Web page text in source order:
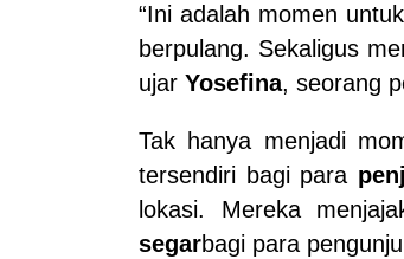
“Ini adalah momen
berpulang. Sekaligus
ujar Yosefina, seorang
Tak hanya menjadi
tersendiri bagi para
lokasi. Mereka
segarbagi para